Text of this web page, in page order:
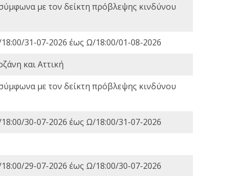
με τον δείκτη πρόβλεψης κινδύνου
31-07-2026 έως Ω/18:00/01-08-2026
και Αττική
με τον δείκτη πρόβλεψης κινδύνου
30-07-2026 έως Ω/18:00/31-07-2026
29-07-2026 έως Ω/18:00/30-07-2026